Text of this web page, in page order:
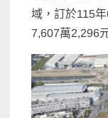
域，訂於115
7,607萬2,296